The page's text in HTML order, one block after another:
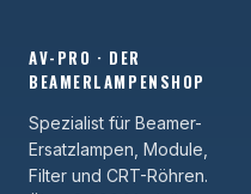
AV-PRO · DER
BEAMERLAMPENSHOP
Spezialist für Beamer-
Ersatzlampen, Module,
Filter und CRT-Röhren.